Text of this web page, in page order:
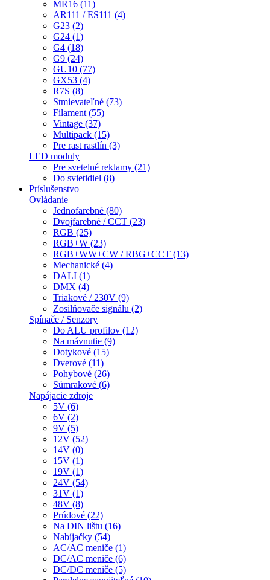
MR16 (11)
AR111 / ES111 (4)
G23 (2)
G24 (1)
G4 (18)
G9 (24)
GU10 (77)
GX53 (4)
R7S (8)
Stmievateľné (73)
Filament (55)
Vintage (37)
Multipack (15)
Pre rast rastlín (3)
LED moduly
Pre svetelné reklamy (21)
Do svietidiel (8)
Príslušenstvo
Ovládanie
Jednofarebné (80)
Dvojfarebné / CCT (23)
RGB (25)
RGB+W (23)
RGB+WW+CW / RBG+CCT (13)
Mechanické (4)
DALI (1)
DMX (4)
Triakové / 230V (9)
Zosilňovače signálu (2)
Spínače / Senzory
Do ALU profilov (12)
Na mávnutie (9)
Dotykové (15)
Dverové (11)
Pohybové (26)
Súmrakové (6)
Napájacie zdroje
5V (6)
6V (2)
9V (5)
12V (52)
14V (0)
15V (1)
19V (1)
24V (54)
31V (1)
48V (8)
Prúdové (22)
Na DIN lištu (16)
Nabíjačky (54)
AC/AC meniče (1)
DC/AC meniče (6)
DC/DC meniče (5)